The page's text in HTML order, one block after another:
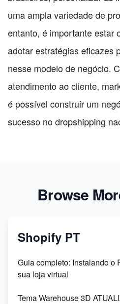
uma ampla variedade de
entanto, é importante estar
adotar estratégias eficazes
nesse modelo de negócio.
atendimento ao cliente,
é possível construir um
sucesso no dropshipping
Browse
Shopify PT
Guia completo: Instalando o
sua loja virtual
Tema Warehouse 3D